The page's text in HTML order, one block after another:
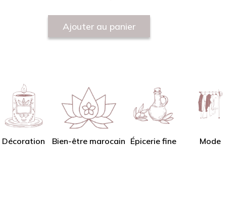
Ajouter au panier
Décoration Bien-être marocain Épicerie fine Mode